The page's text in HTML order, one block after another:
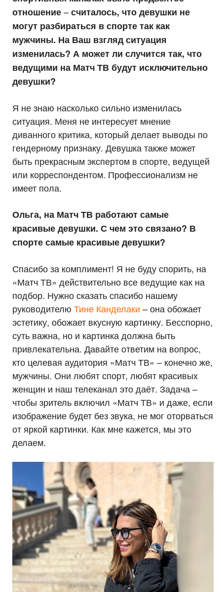
отношение–считалось, что девушки не
могут разбираться в спорте так как
мужчины. На Ваш взгляд ситуация
изменилась? А может ли случится так, что
ведущими на Матч ТВ будут исключительно
девушки?
Я не знаю насколько сильно изменилась
ситуация. Меня не интересует мнение
диванного критика, который делает выводы по
гендерному признаку. Девушка также может
быть прекрасным экспертом в спорте, ведущей
или корреспондентом. Профессионализм не
имеет пола.
Ольга, на Матч ТВ работают самые
красивые девушки. С чем это связано? В
спорте самые красивые девушки?
Спасибо за комплимент! Я не буду спорить, на
«Матч ТВ» действительно все ведущие как на
подбор. Нужно сказать спасибо нашему
руководителю Тине Канделаки – она обожает
эстетику, обожает вкусную картинку. Бесспорно,
суть важна, но и картинка должна быть
привлекательна. Давайте ответим на вопрос,
кто целевая аудитория «Матч ТВ» – конечно же,
мужчины. Они любят спорт, любят красивых
женщин и наш телеканал это даёт. Задача –
чтобы зритель включил «Матч ТВ» и даже, если
изображение будет без звука, не мог оторваться
от яркой картинки. Как мне кажется, мы это
делаем.